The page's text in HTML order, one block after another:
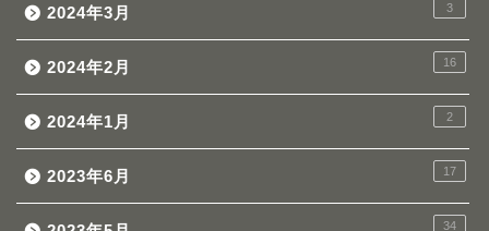
2024年3月 3
2024年2月 16
2024年1月 2
2023年6月 17
34